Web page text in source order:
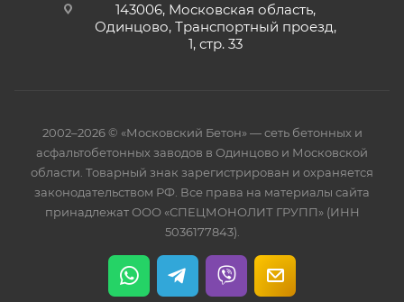
143006, Московская область,
Одинцово, Транспортный проезд,
1, стр. 33
2002–2026 © «Московский Бетон» — сеть бетонных и
асфальтобетонных заводов в Одинцово и Московской
области. Товарный знак зарегистрирован и охраняется
законодательством РФ. Все права на материалы сайта
принадлежат ООО «СПЕЦМОНОЛИТ ГРУПП» (ИНН
5036177843).